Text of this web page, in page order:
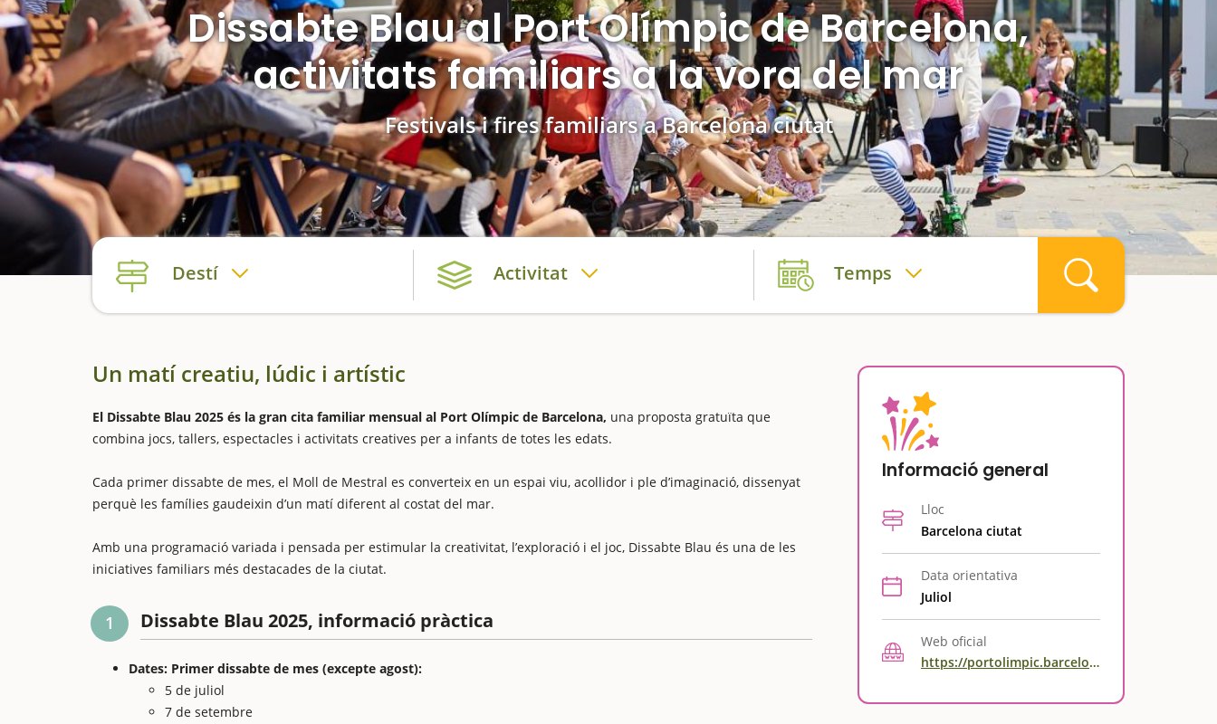
Dissabte Blau al Port Olímpic de Barcelona,
activitats familiars a la vora del mar
Festivals i fires familiars a Barcelona ciutat
Destí Activitat Temps
Un matí creatiu, lúdic i artístic
El Dissabte Blau 2025 és la gran cita familiar mensual al Port Olímpic de Barcelona, una proposta gratuïta que
combina jocs, tallers, espectacles i activitats creatives per a infants de totes les edats.
Cada primer dissabte de mes, el Moll de Mestral es converteix en un espai viu, acollidor i ple d’imaginació, dissenyat
perquè les famílies gaudeixin d’un matí diferent al costat del mar.
Amb una programació variada i pensada per estimular la creativitat, l’exploració i el joc, Dissabte Blau és una de les
iniciatives familiars més destacades de la ciutat.
1 Dissabte Blau 2025, informació pràctica
Dates: Primer dissabte de mes (excepte agost):
5 de juliol
7 de setembre
Informació general
Lloc
Barcelona ciutat
Data orientativa
Juliol
Web oficial
https://portolimpic.barcelona/ca/dissabte-blau